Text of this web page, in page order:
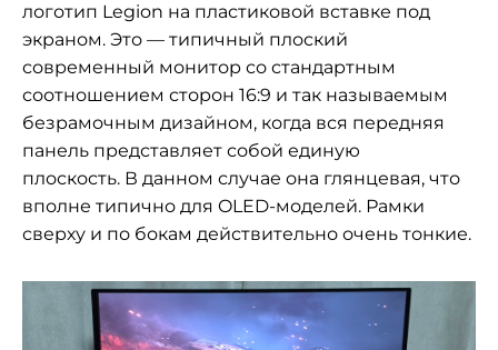
логотип Legion на пластиковой вставке под
экраном. Это — типичный плоский
современный монитор со стандартным
соотношением сторон 16:9 и так называемым
безрамочным дизайном, когда вся передняя
панель представляет собой единую
плоскость. В данном случае она глянцевая, что
вполне типично для OLED-моделей. Рамки
сверху и по бокам действительно очень тонкие.